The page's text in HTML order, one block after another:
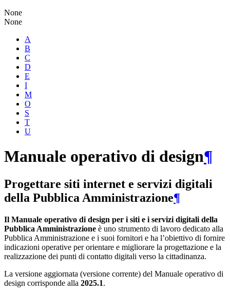
None
None
A
B
C
D
E
I
M
O
S
T
U
Manuale operativo di design¶
Progettare siti internet e servizi digitali
della Pubblica Amministrazione¶
Il Manuale operativo di design per i siti e i servizi digitali della
Pubblica Amministrazione è uno strumento di lavoro dedicato alla
Pubblica Amministrazione e i suoi fornitori e ha l’obiettivo di fornire
indicazioni operative per orientare e migliorare la progettazione e la
realizzazione dei punti di contatto digitali verso la cittadinanza.
La versione aggiornata (versione corrente) del Manuale operativo di
design corrisponde alla 2025.1.